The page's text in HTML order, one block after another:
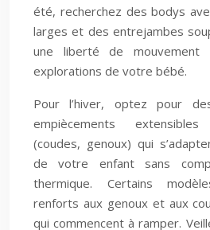
été, recherchez des bodys
larges et des entrejambes
une liberté de mouvement
explorations de votre bébé.
Pour l’hiver, optez pour
empiècements
(coudes, genoux) qui
de votre enfant sans
thermique. Certains
renforts aux genoux et aux
qui commencent à ramper.